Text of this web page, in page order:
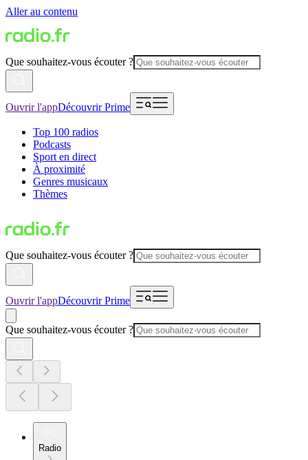
Aller au contenu
Que souhaitez-vous écouter ?
Ouvrir l'appDécouvrir Prime
Top 100 radios
Podcasts
Sport en direct
À proximité
Genres musicaux
Thèmes
Que souhaitez-vous écouter ?
Ouvrir l'appDécouvrir Prime
Que souhaitez-vous écouter ?
Radio